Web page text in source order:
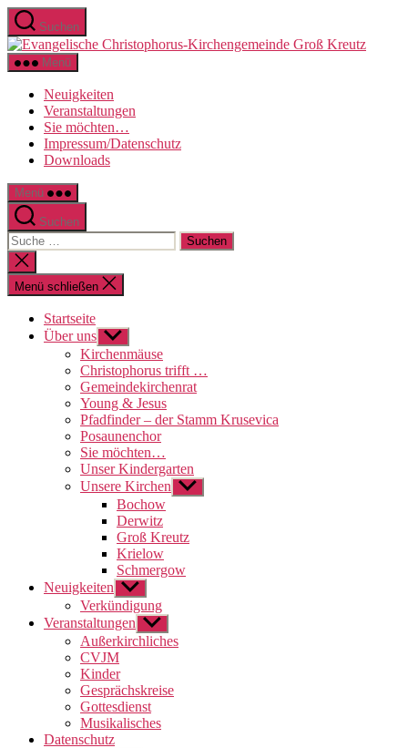
Direkt
zum
Inhalt
wechseln
Suchen
Menü
Neuigkeiten
Veranstaltungen
Sie möchten…
Impressum/Datenschutz
Downloads
Menü
Suchen
Suche
nach:
Suche
schließen
Menü schließen
Startseite
Über uns Untermenü
anzeigen
Kirchenmäuse
Christophorus trifft …
Gemeindekirchenrat
Young & Jesus
Pfadfinder – der Stamm Krusevica
Posaunenchor
Sie möchten…
Unser Kindergarten
Unsere Kirchen Untermenü
anzeigen
Bochow
Derwitz
Groß Kreutz
Krielow
Schmergow
Neuigkeiten Untermenü
anzeigen
Verkündigung
Veranstaltungen Untermenü
anzeigen
Außerkirchliches
CVJM
Kinder
Gesprächskreise
Gottesdienst
Musikalisches
Datenschutz